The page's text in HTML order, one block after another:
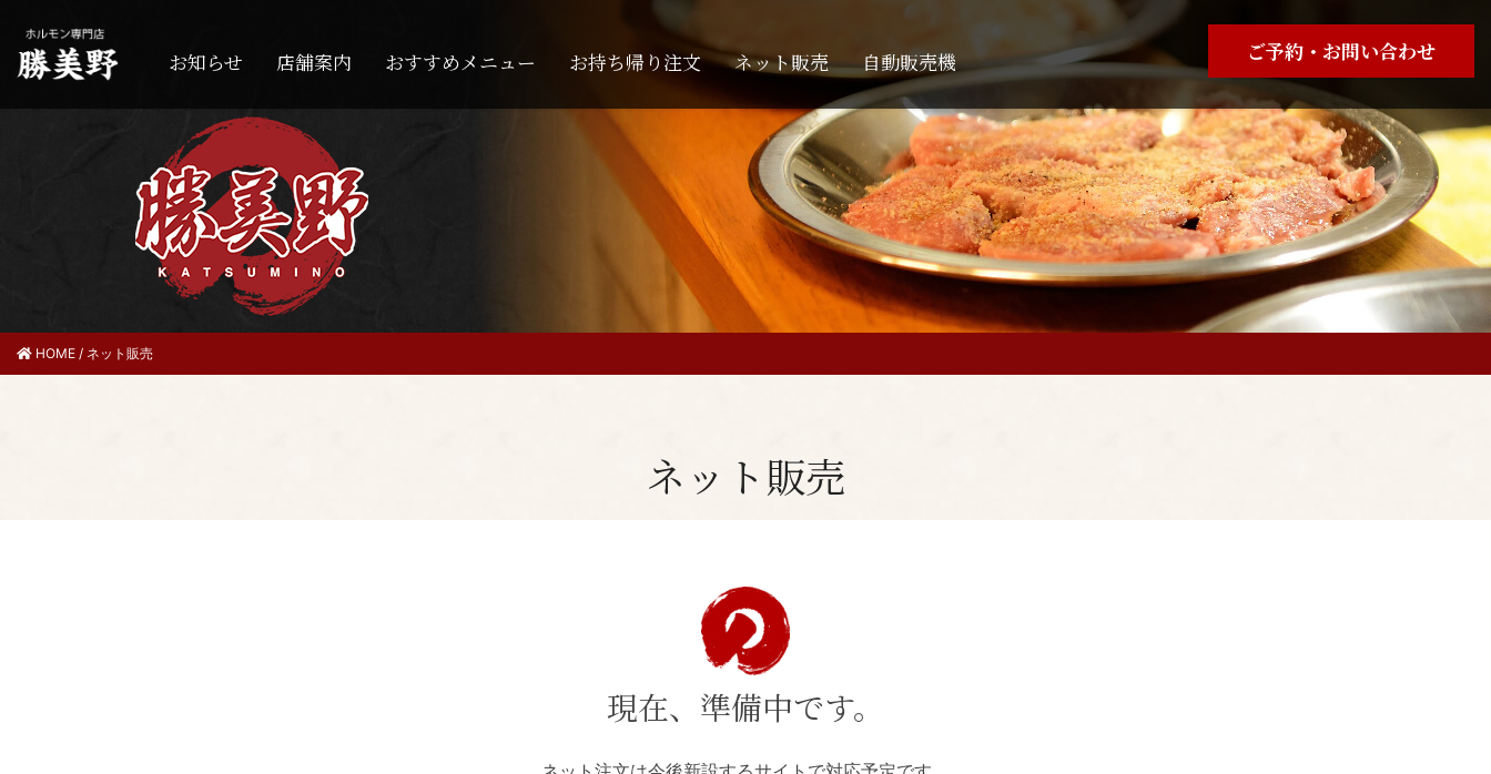
お知らせ 店舗案内 おすすめメニュー お持ち帰り注文 ネット販売 自動販売機 ご予約・お問い合わせ
HOME / ネット販売
ネット販売
現在、準備中です。